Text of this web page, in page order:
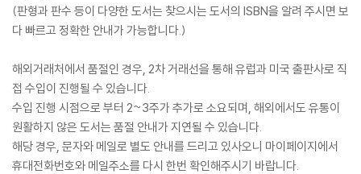
(판형과 판수 등이 다양한 도서는 찾으시는 도서의 ISBN을 알려 주시면 보
다 빠르고 정확한 안내가 가능합니다.)
해외거래처에서 품절인 경우, 2차 거래선을 통해 유럽과 미국 출판사로 직
접 수입이 진행될 수 있습니다.
수입 진행 시점으로 부터 2~3주가 추가로 소요되며, 해외에서도 유통이
원활하지 않은 도서는 품절 안내가 지연될 수 있습니다.
해당 경우, 문자와 메일로 별도 안내를 드리고 있사오니 마이페이지에서
휴대전화번호와 메일주소를 다시 한번 확인해주시기 바랍니다.